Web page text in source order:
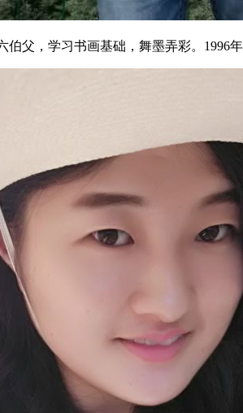
伯父，学习书画基础，舞墨弄彩。1996